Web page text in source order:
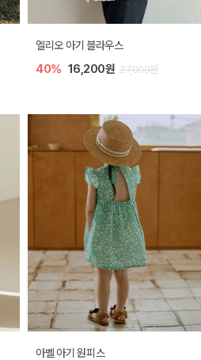
엘리오 아기 블라우스
40% 16,200원 27,000원
아벨 아기 원피스